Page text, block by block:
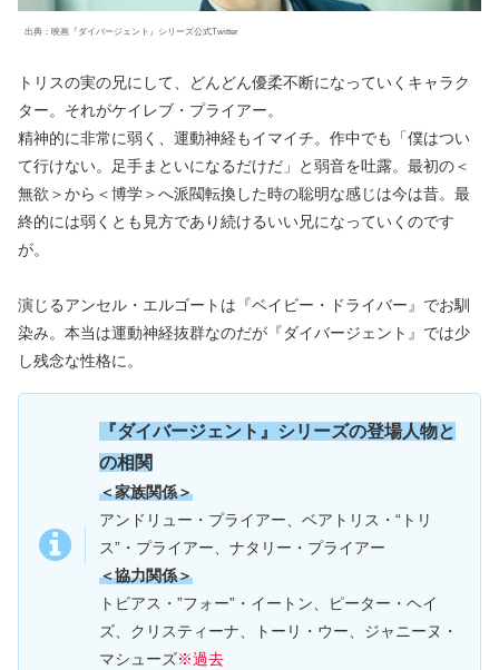
出典：映画『ダイバージェント』シリーズ公式Twitter
トリスの実の兄にして、どんどん優柔不断になっていくキャラク
ター。それがケイレブ・プライアー。
精神的に非常に弱く、運動神経もイマイチ。作中でも「僕はつい
て行けない。足手まといになるだけだ」と弱音を吐露。最初の＜
無欲＞から＜博学＞へ派閥転換した時の聡明な感じは今は昔。最
終的には弱くとも見方であり続けるいい兄になっていくのです
が。
演じるアンセル・エルゴートは『ベイビー・ドライバー』でお馴
染み。本当は運動神経抜群なのだが『ダイバージェント』では少
し残念な性格に。
『ダイバージェント』シリーズの登場人物と
の相関
＜家族関係＞
アンドリュー・プライアー、ベアトリス・“トリ
ス”・プライアー、ナタリー・プライアー
＜協力関係＞
トビアス・”フォー”・イートン、ピーター・ヘイ
ズ、クリスティーナ、トーリ・ウー、ジャニーヌ・
マシューズ※過去